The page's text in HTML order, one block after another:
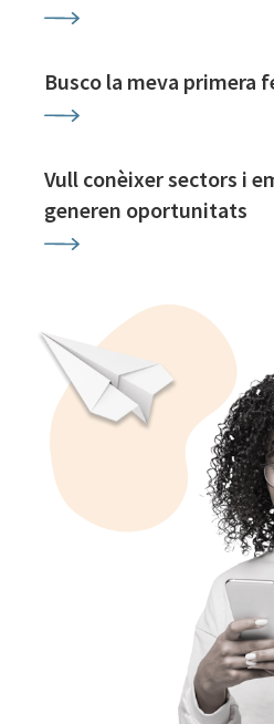
Busco la meva primera
Vull conèixer sectors i
generen oportunitats